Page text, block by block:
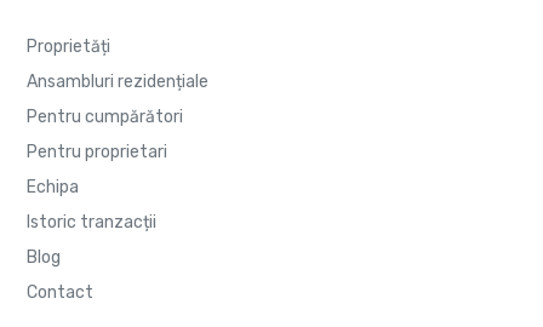
Proprietăți
Ansambluri rezidențiale
Pentru cumpărători
Pentru proprietari
Echipa
Istoric tranzacții
Blog
Contact